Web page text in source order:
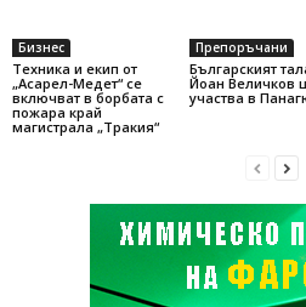
Бизнес
Техника и екип от
„Асарел-Медет“ се
включват в борбата с
пожара край
магистрала „Тракия“
Препоръчани
Българският
Йоан Величков
участва в